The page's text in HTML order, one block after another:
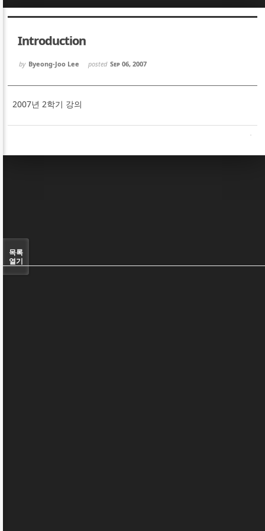
Introduction
by Byeong-Joo Lee posted Sep 06, 2007
2007년 2학기 강의
목록
열기
Sketchbook5, 스케치북5
Sketchbook5, 스케치북5
Sketchbook5, 스케치북5
Sketchbook5, 스케치북5